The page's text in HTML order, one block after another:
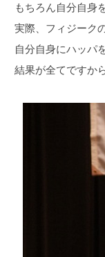
もちろん自分自身
実際、フィジーク
自分自身にハッパ
結果が全てですか